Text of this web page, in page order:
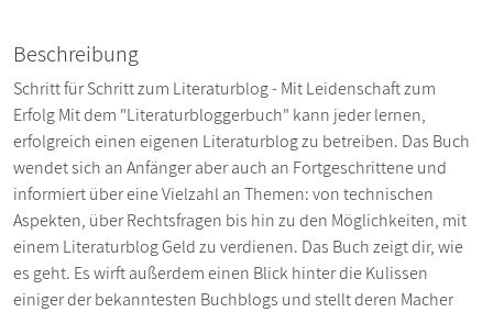
Beschreibung
Schritt für Schritt zum Literaturblog - Mit Leidenschaft zum
Erfolg Mit dem "Literaturbloggerbuch" kann jeder lernen,
erfolgreich einen eigenen Literaturblog zu betreiben. Das Buch
wendet sich an Anfänger aber auch an Fortgeschrittene und
informiert über eine Vielzahl an Themen: von technischen
Aspekten, über Rechtsfragen bis hin zu den Möglichkeiten, mit
einem Literaturblog Geld zu verdienen. Das Buch zeigt dir, wie
es geht. Es wirft außerdem einen Blick hinter die Kulissen
einiger der bekanntesten Buchblogs und stellt deren Macher